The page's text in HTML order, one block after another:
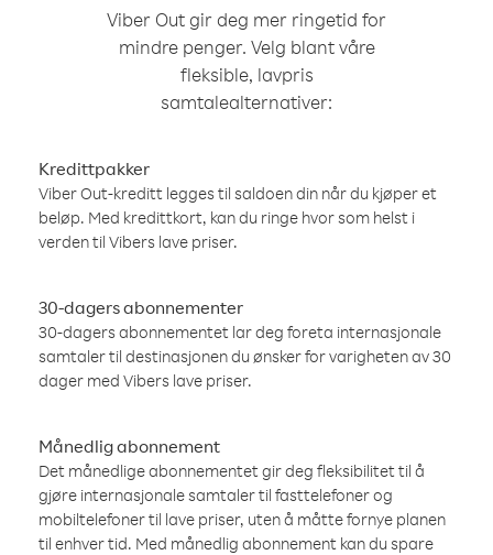
Viber Out gir deg mer ringetid for
mindre penger. Velg blant våre
fleksible, lavpris
samtalealternativer:
Kredittpakker
Viber Out-kreditt legges til saldoen din når du kjøper et
beløp. Med kredittkort, kan du ringe hvor som helst i
verden til Vibers lave priser.
30-dagers abonnementer
30-dagers abonnementet lar deg foreta internasjonale
samtaler til destinasjonen du ønsker for varigheten av 30
dager med Vibers lave priser.
Månedlig abonnement
Det månedlige abonnementet gir deg fleksibilitet til å
gjøre internasjonale samtaler til fasttelefoner og
mobiltelefoner til lave priser, uten å måtte fornye planen
til enhver tid. Med månedlig abonnement kan du spare